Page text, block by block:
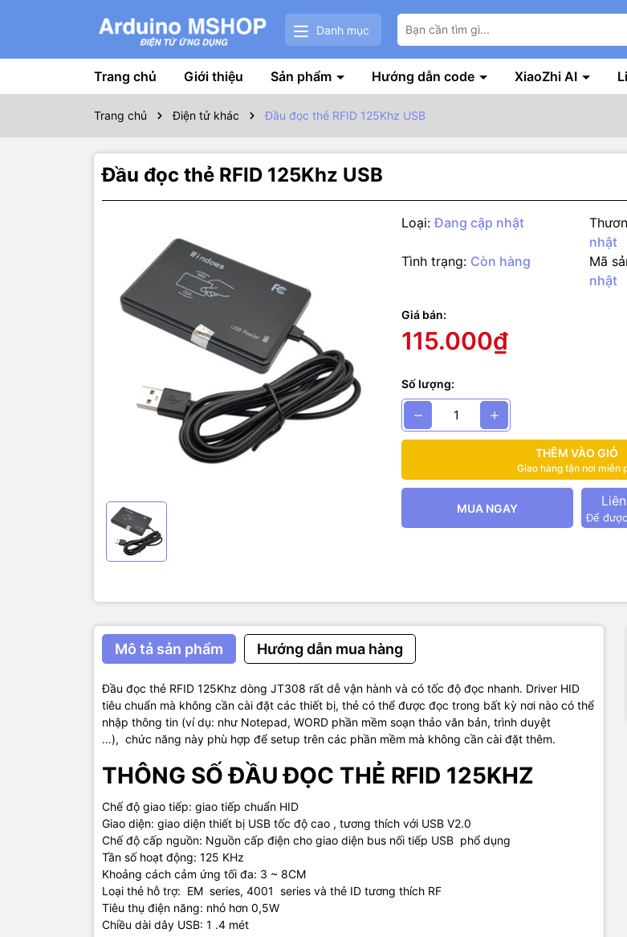
Danh mục
Trang chủ Giới thiệu Sản phẩm Hướng dẫn code XiaoZhi AI
Trang chủ Điện tử khác Đầu đọc thẻ RFID 125Khz USB
Đầu đọc thẻ RFID 125Khz USB
Loại: Đang cập nhật
nhật
Tình trạng: Còn hàng Mã
nhật
Giá bán:
115.000₫
Số lượng:
THÊM VÀO GIỎ
Giao hàng tận nơi miễn
MUA NGAY
Để
Mô tả sản phẩm Hướng dẫn mua hàng
Đầu đọc thẻ RFID 125Khz dòng JT308 rất dễ vận hành và có tốc độ đọc nhanh. Driver HID
tiêu chuẩn mà không cần cài đặt các thiết bị, thẻ có thể được đọc trong bất kỳ nơi nào có thể
nhập thông tin (ví dụ: như Notepad, WORD phần mềm soạn thảo văn bản, trình duyệt
…), chức năng này phù hợp để setup trên các phần mềm mà không cần cài đặt thêm.
THÔNG SỐ ĐẦU ĐỌC THẺ RFID 125KHZ
Chế độ giao tiếp: giao tiếp chuẩn HID
Giao diện: giao diện thiết bị USB tốc độ cao , tương thích với USB V2.0
Chế độ cấp nguồn: Nguồn cấp điện cho giao diện bus nối tiếp USB phổ dụng
Tần số hoạt động: 125 KHz
Khoảng cách cảm ứng tối đa: 3 ~ 8CM
Loại thẻ hỗ trợ: EM series, 4001 series và thẻ ID tương thích RF
Tiêu thụ điện năng: nhỏ hơn 0,5W
Chiều dài dây USB: 1 .4 mét
Đầu đọc thẻ RFID 125Khz dòng JT308 rất dễ vận hành và có
tiêu chuẩn mà không cần cài đặt các thiết bị, thẻ có thể được
thể nhập thông tin (ví dụ: như Notepad, WORD phần mềm
…), chức năng này phù hợp để setup trên các phần mềm mà
THÔNG SỐ ĐẦU ĐỌC THẺ
Chế độ giao tiếp: giao tiếp chuẩn HID
Giao diện: giao diện thiết bị USB tốc độ cao , tương thích với
Chế độ cấp nguồn: Nguồn cấp điện cho giao diện bus nối
Tần số hoạt động: 125 KHz
Khoảng cách cảm ứng tối đa: 3 ~ 8CM
Loại thẻ hỗ trợ: EM series, 4001 series và thẻ ID tương thích
KÍCH THƯỚC SẢN PHẨM: